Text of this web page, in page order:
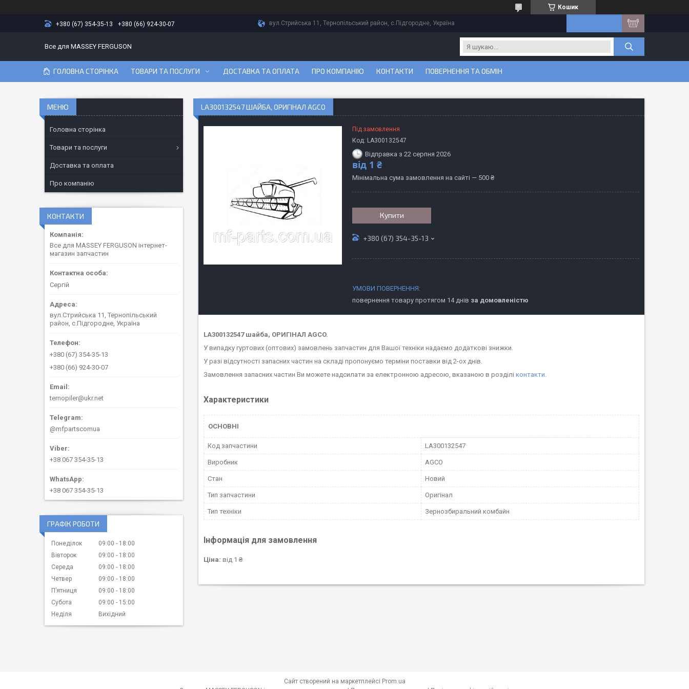
Кошик
+380 (67) 354-35-13 +380 (66) 924-30-07 вул.Стрийська 11, Тернопільський район, с.Підгородне, Україна
Все для MASSEY FERGUSON
ГОЛОВНА СТОРІНКА ТОВАРИ ТА ПОСЛУГИ ДОСТАВКА ТА ОПЛАТА ПРО КОМПАНІЮ КОНТАКТИ ПОВЕРНЕННЯ ТА ОБМІН
LA300132547 ШАЙБА, ОРИГІНАЛ AGCO
Під замовлення
Код: LA300132547
Відправка з 22 серпня 2026
від 1 ₴
Мінімальна сума замовлення на сайті — 500 ₴
Купити
+380 (67) 354-35-13
повернення товару протягом 14 днів за домовленістю
LA300132547 шайба, ОРИГІНАЛ AGCO.
У випадку гуртових (оптових) замовлень запчастин для Вашої техніки надаємо додаткові знижки.
У разі відсутності запасних частин на складі пропонуємо терміни поставки від 2-ох днів.
Замовлення запасних частин Ви можете надсилати за електронною адресою, вказаною в розділі контакти
Характеристики
ОСНОВНІ
Код запчастини LA300132547
Виробник AGCO
Стан Новий
Тип запчастини Оригінал
Тип техніки Зернозбиральний комбайн
Інформація для замовлення
Ціна: від 1 ₴
Головна сторінка
Товари та послуги
Доставка та оплата
Про компанію
КОНТАКТИ
Все для MASSEY FERGUSON інтернет-
магазин запчастин
Сергій
вул.Стрийська 11, Тернопільський
район, с.Підгородне, Україна
+380 (67) 354-35-13
+380 (66) 924-30-07
ternopiler@ukr.net
@mfpartscomua
+38 067 354-35-13
+38 067 354-35-13
ГРАФІК РОБОТИ
Понеділок 09:00
18:00
Вівторок
09:00
18:00
Середа
09:00
18:00
Четвер
09:00
18:00
Пʼятниця
09:00
18:00
Субота
09:00
15:00
Неділя
Вихідний
Сайт створений на маркетплейсі Prom.ua